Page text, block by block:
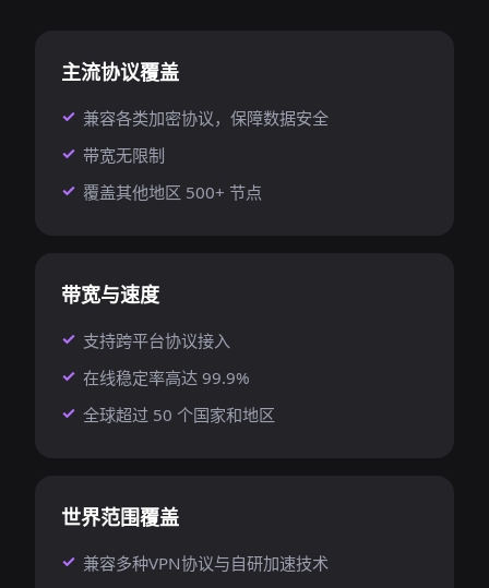
主流协议覆盖
兼容各类加密协议，保障数据安全
带宽无限制
覆盖其他地区 500+ 节点
带宽与速度
支持跨平台协议接入
在线稳定率高达 99.9%
全球超过 50 个国家和地区
世界范围覆盖
兼容多种VPN协议与自研加速技术